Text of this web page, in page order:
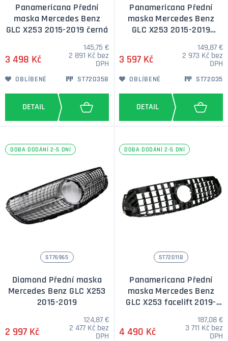
Panamericana Přední
maska Mercedes Benz
GLC X253 2015-2019 černá
3 498 Kč
145,75 €
2 891 Kč bez
DPH
OBLÍBENÉ ST72035B
Panamericana Přední
maska Mercedes Benz
GLC X253 2015-2019
3 597 Kč
149,87 €
2 973 Kč bez
DPH
OBLÍBENÉ ST72035
DOBA DODÁNÍ 2-5 DNÍ
ST76965
Diamond Přední maska
Mercedes Benz GLC X253
2015-2019
2 997 Kč
124,87 €
2 477 Kč bez
DPH
DOBA DODÁNÍ 2-5 DNÍ
ST72011B
Panamericana Přední
maska Mercedes Benz
GLC X253 facelift 2019-
4 490 Kč
187,08 €
3 711 Kč bez
DPH